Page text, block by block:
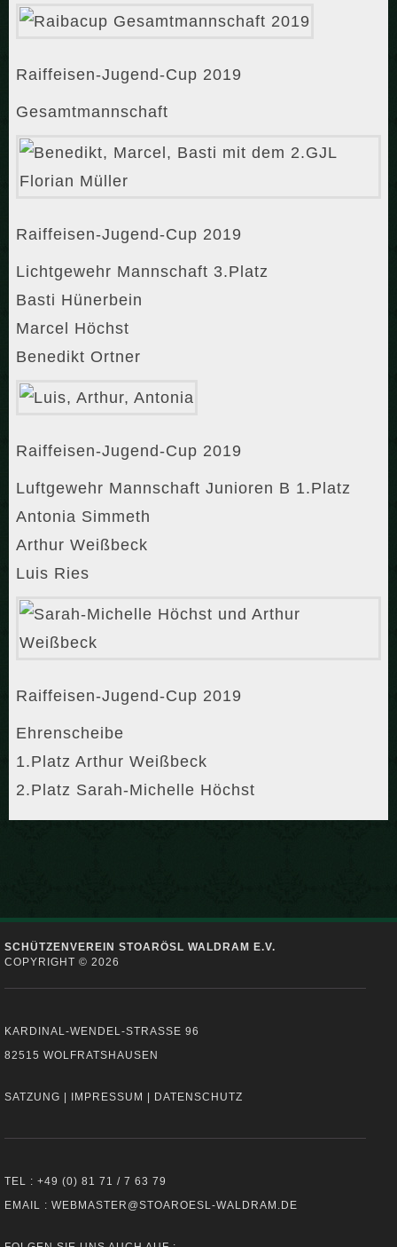
Raiffeisen-Jugend-Cup 2019
Gesamtmannschaft
Raiffeisen-Jugend-Cup 2019
Lichtgewehr Mannschaft 3.Platz
Basti Hünerbein
Marcel Höchst
Benedikt Ortner
Raiffeisen-Jugend-Cup 2019
Luftgewehr Mannschaft Junioren B 1.Platz
Antonia Simmeth
Arthur Weißbeck
Luis Ries
Raiffeisen-Jugend-Cup 2019
Ehrenscheibe
1.Platz Arthur Weißbeck
2.Platz Sarah-Michelle Höchst
SCHÜTZENVEREIN STOARÖSL WALDRAM E.V.
COPYRIGHT © 2026
KARDINAL-WENDEL-STRASSE 96
82515 WOLFRATSHAUSEN
SATZUNG IMPRESSUM DATENSCHUTZ
TEL : +49 (0) 81 71 / 7 63 79
EMAIL : WEBMASTER@STOAROESL-WALDRAM.DE